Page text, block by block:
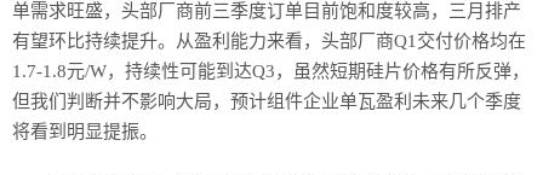
单需求旺盛，头部厂商前三季度订单目前饱和度较高，三月排产
有望环比持续提升。从盈利能力来看，头部厂商Q1交付价格均在
1.7-1.8元/W，持续性可能到达Q3，虽然短期硅片价格有所反弹，
但我们判断并不影响大局，预计组件企业单瓦盈利未来几个季度
将看到明显提振。